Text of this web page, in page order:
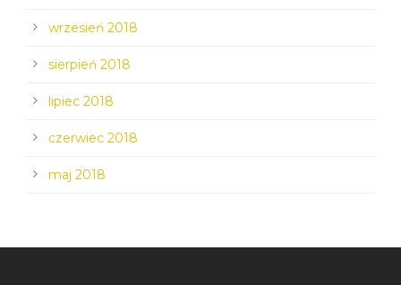
wrzesień 2018
sierpień 2018
lipiec 2018
czerwiec 2018
maj 2018